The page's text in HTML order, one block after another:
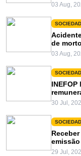
03 Aug,
de
03 Aug,
30 Jul,
29 Jul,